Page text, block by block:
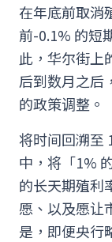
在年底前取消
前-0.1% 的短
此，华尔街上
后到数月之后
的政策调整。
将时间回溯至
中，将「1%
的长天期殖利
愿、以及愿让
是，即便央行